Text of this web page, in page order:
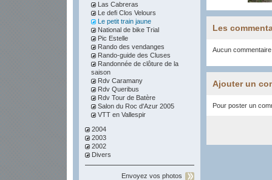
Las Cabreras
Le defi Clos Velours
Le petit train jaune
National de bike Trial
Pic Estelle
Rando des vendanges
Rando-guide des Cluses
Randonnée de clôture de la
saison
Rdv Caramany
Rdv Queribus
Rdv Tour de Batère
Salon du Roc d'Azur 2005
VTT en Vallespir
2004
2003
2002
Divers
Envoyez vos photos
Les
Aucun
Ajouter un
Pour poster un